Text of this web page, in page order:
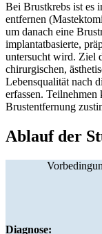
Bei Brustkrebs ist es
entfernen
um danach eine
implantatbasierte,
untersucht wird. Ziel
chirurgischen,
Lebensqualität nach
erfassen. Teilnehmen
Brustentfernung
Ablauf der
Diagnose: